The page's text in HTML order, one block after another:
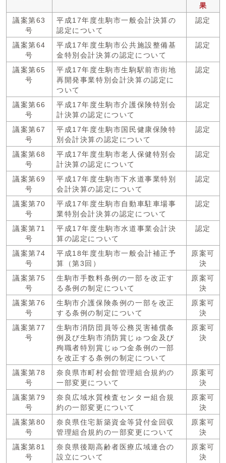
果
議案第63
号
平成17年度生駒市一般会計決算の
認定について
認定
議案第64
号
平成17年度生駒市公共施設整備基
金特別会計決算の認定について
認定
議案第65
号
平成17年度生駒市生駒駅前市街地
再開発事業特別会計決算の認定に
ついて
認定
議案第66
号
平成17年度生駒市介護保険特別会
計決算の認定について
認定
議案第67
号
平成17年度生駒市国民健康保険特
別会計決算の認定について
認定
議案第68
号
平成17年度生駒市老人保健特別会
計決算の認定について
認定
議案第69
号
平成17年度生駒市下水道事業特別
会計決算の認定について
認定
議案第70
号
平成17年度生駒市自動車駐車場事
業特別会計決算の認定について
認定
議案第71
号
平成17年度生駒市水道事業会計決
算の認定について
認定
議案第74
号
平成18年度生駒市一般会計補正予
算（第3回）
原案可
決
議案第75
号
生駒市手数料条例の一部を改正す
る条例の制定について
原案可
決
議案第76
号
生駒市介護保険条例の一部を改正
する条例の制定について
原案可
決
議案第77
号
生駒市消防団員等公務災害補償条
例及び生駒市消防賞じゅつ金及び
殉職者特別賞じゅつ金条例の一部
を改正する条例の制定について
原案可
決
議案第78
号
奈良県市町村会館管理組合規約の
一部変更について
原案可
決
議案第79
号
奈良広域水質検査センター組合規
約の一部変更について
原案可
決
議案第80
号
奈良県住宅新築資金等貸付金回収
管理組合規約の一部変更について
原案可
決
議案第81
号
奈良県後期高齢者医療広域連合の
設立について
原案可
決